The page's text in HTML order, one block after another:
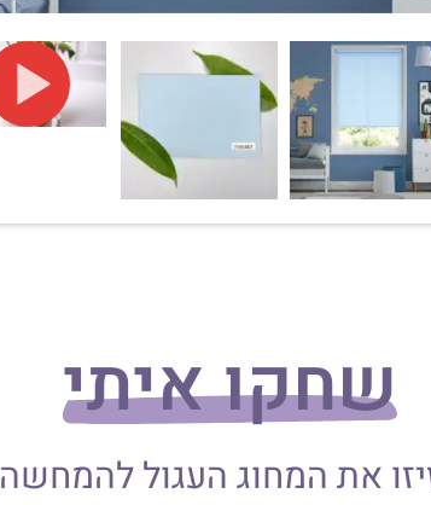
שחקו איתי
את המחוג העגול להמחשה